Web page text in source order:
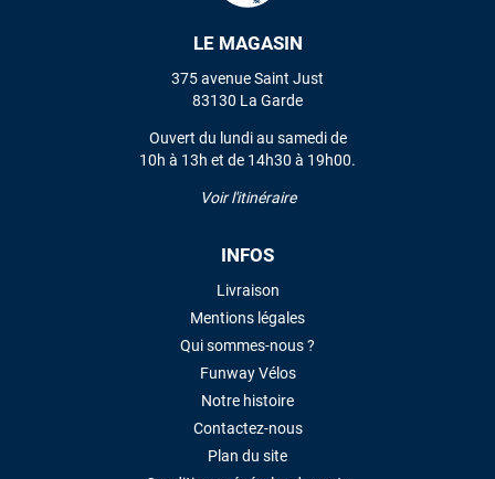
LE MAGASIN
375 avenue Saint Just
83130 La Garde
Ouvert du lundi au samedi de
10h à 13h et de 14h30 à 19h00.
Voir l'itinéraire
INFOS
Livraison
Mentions légales
Qui sommes-nous ?
Funway Vélos
Notre histoire
Contactez-nous
Plan du site
VOIR TOUS LES AVIS
LAISSER UN AVIS